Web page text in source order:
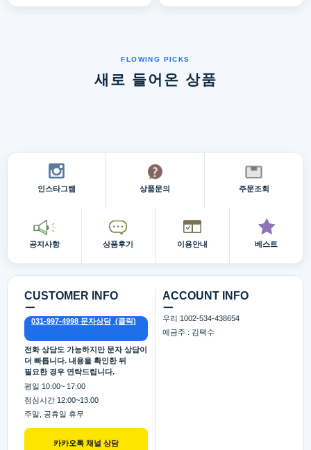
새로 들어온 상품
인스타그램 상품문의 주문조회
공지사항 상품후기 이용안내 베스트
CUSTOMER INFO
카카오톡 채널 상담
ㅡ
031-997-4998 문자상담
전화 상담도 가능하지만 문자 상담이
더 빠릅니다. 내용을 확인한 뒤
필요한 경우 연락드립니다.
평일 10:00~ 17:00
점심시간 12:00~13:00
주말, 공휴일 휴무
ACCOUNT INFO
ㅡ
우리 1002-534-438654
예금주 : 김택수